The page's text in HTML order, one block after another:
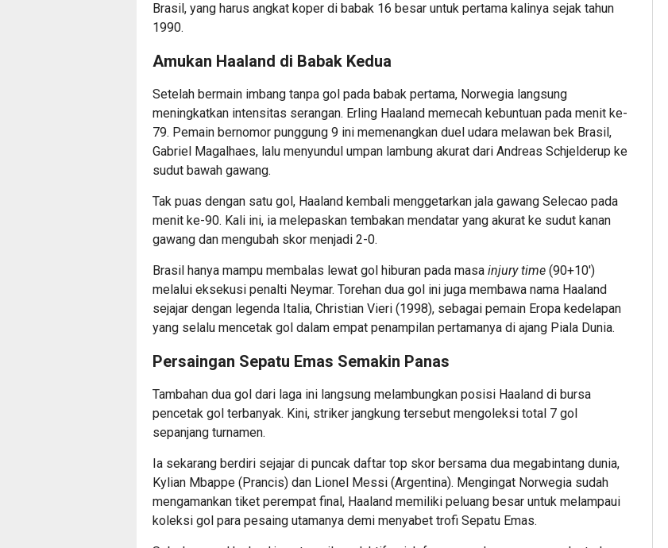
Brasil, yang harus angkat koper di babak 16 besar untuk pertama kalinya sejak tahun
1990.
Amukan Haaland di Babak Kedua
Setelah bermain imbang tanpa gol pada babak pertama, Norwegia langsung
meningkatkan intensitas serangan. Erling Haaland memecah kebuntuan pada menit ke-
79. Pemain bernomor punggung 9 ini memenangkan duel udara melawan bek Brasil,
Gabriel Magalhaes, lalu menyundul umpan lambung akurat dari Andreas Schjelderup ke
sudut bawah gawang.
Tak puas dengan satu gol, Haaland kembali menggetarkan jala gawang Selecao pada
menit ke-90. Kali ini, ia melepaskan tembakan mendatar yang akurat ke sudut kanan
gawang dan mengubah skor menjadi 2-0.
Brasil hanya mampu membalas lewat gol hiburan pada masa injury time (90+10′)
melalui eksekusi penalti Neymar. Torehan dua gol ini juga membawa nama Haaland
sejajar dengan legenda Italia, Christian Vieri (1998), sebagai pemain Eropa kedelapan
yang selalu mencetak gol dalam empat penampilan pertamanya di ajang Piala Dunia.
Persaingan Sepatu Emas Semakin Panas
Tambahan dua gol dari laga ini langsung melambungkan posisi Haaland di bursa
pencetak gol terbanyak. Kini, striker jangkung tersebut mengoleksi total 7 gol
sepanjang turnamen.
Ia sekarang berdiri sejajar di puncak daftar top skor bersama dua megabintang dunia,
Kylian Mbappe (Prancis) dan Lionel Messi (Argentina). Mengingat Norwegia sudah
mengamankan tiket perempat final, Haaland memiliki peluang besar untuk melampaui
koleksi gol para pesaing utamanya demi menyabet trofi Sepatu Emas.